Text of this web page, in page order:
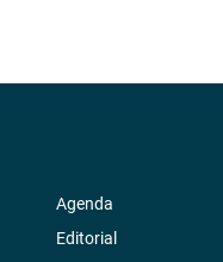
Agenda
Editorial